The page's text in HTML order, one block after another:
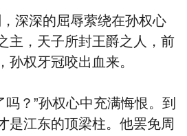
深的屈辱萦绕在孙权心
主，天子所封王爵之人，前
孙权牙冠咬出血来。
”孙权心中充满悔恨。到
是江东的顶梁柱。他罢免周